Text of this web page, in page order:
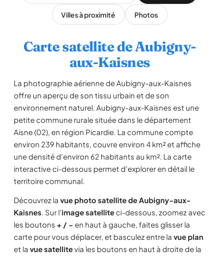
Villes à proximité Photos
Carte satellite de Aubigny-
aux-Kaisnes
La photographie aérienne de Aubigny-aux-Kaisnes
offre un aperçu de son tissu urbain et de son
environnement naturel. Aubigny-aux-Kaisnes est une
petite commune rurale située dans le département
Aisne (02), en région Picardie. La commune compte
environ 239 habitants, couvre environ 4 km² et affiche
une densité d'environ 62 habitants au km². La carte
interactive ci-dessous permet d'explorer en détail le
territoire communal.
Découvrez la vue photo satellite de Aubigny-aux-
Kaisnes. Sur l'image satelliteci-dessous, zoomez avec
les boutons + / − en haut à gauche, faites glisser la
carte pour vous déplacer, et basculez entre la vue plan
et la vue satellitevia les boutons en haut à droite de la